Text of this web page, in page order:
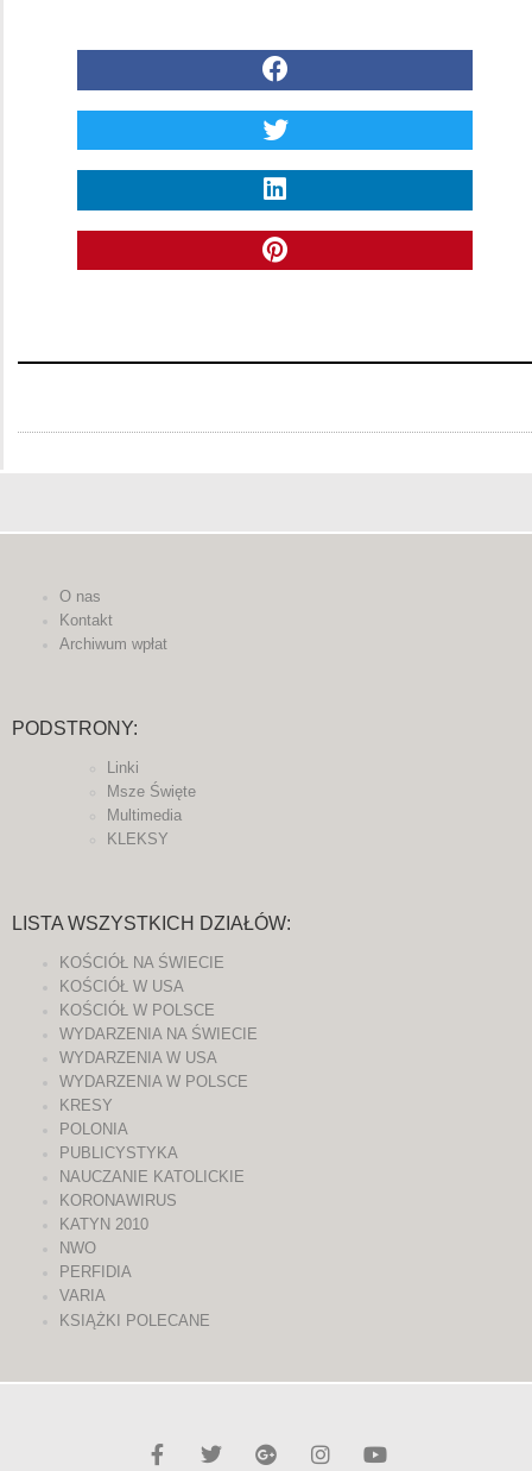
O nas
Kontakt
Archiwum wpłat
PODSTRONY:
Linki
Msze Święte
Multimedia
KLEKSY
LISTA WSZYSTKICH DZIAŁÓW:
KOŚCIÓŁ NA ŚWIECIE
KOŚCIÓŁ W USA
KOŚCIÓŁ W POLSCE
WYDARZENIA NA ŚWIECIE
WYDARZENIA W USA
WYDARZENIA W POLSCE
KRESY
POLONIA
PUBLICYSTYKA
NAUCZANIE KATOLICKIE
KORONAWIRUS
KATYN 2010
NWO
PERFIDIA
VARIA
KSIĄŻKI POLECANE